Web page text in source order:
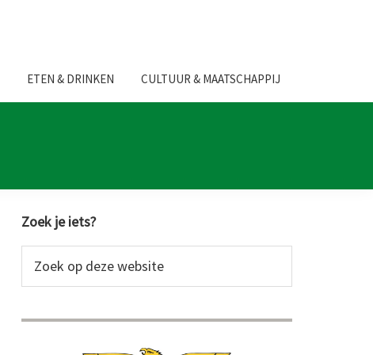
ETEN & DRINKEN CULTUUR & MAATSCHAPPIJ
Primaire
Sidebar
Zoek je iets?
op
website